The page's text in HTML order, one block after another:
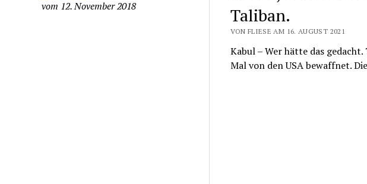
vom 12. November 2018
Taliban.
VON FLIESE AM 16. AUGUST 2021
Kabul – Wer hätte das
Mal von den USA bewaffnet.